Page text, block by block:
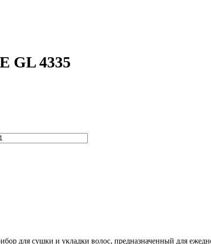
GL 4335
для сушки и укладки волос, предназначенный для